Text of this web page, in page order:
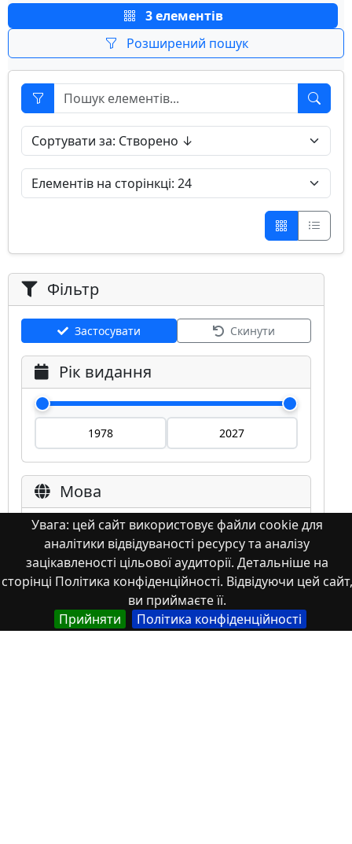
Увага: цей сайт використовує файли cookie для
аналітики відвідуваності ресурсу та аналізу
зацікавленості цільової аудиторії. Детальніше на
сторінці Політика конфіденційності. Відвідуючи цей сайт,
ви приймаєте її.
Прийняти
Політика конфіденційності
3 елементів
Розширений пошук
Фільтр
Застосувати Скинути
Рік видання
Мова
Німецька
Англійська
Англійська (США)
Іспанська
Французька
(інша)